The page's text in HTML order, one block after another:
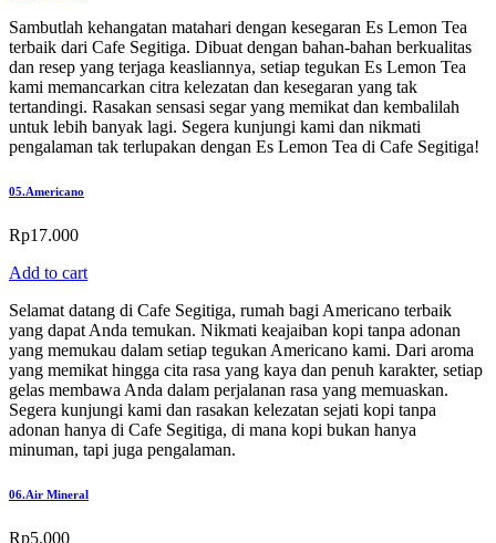
Sambutlah kehangatan matahari dengan kesegaran Es Lemon Tea
terbaik dari Cafe Segitiga. Dibuat dengan bahan-bahan berkualitas
dan resep yang terjaga keasliannya, setiap tegukan Es Lemon Tea
kami memancarkan citra kelezatan dan kesegaran yang tak
tertandingi. Rasakan sensasi segar yang memikat dan kembalilah
untuk lebih banyak lagi. Segera kunjungi kami dan nikmati
pengalaman tak terlupakan dengan Es Lemon Tea di Cafe Segitiga!
05.Americano
Rp17.000
Add to cart
Selamat datang di Cafe Segitiga, rumah bagi Americano terbaik
yang dapat Anda temukan. Nikmati keajaiban kopi tanpa adonan
yang memukau dalam setiap tegukan Americano kami. Dari aroma
yang memikat hingga cita rasa yang kaya dan penuh karakter, setiap
gelas membawa Anda dalam perjalanan rasa yang memuaskan.
Segera kunjungi kami dan rasakan kelezatan sejati kopi tanpa
adonan hanya di Cafe Segitiga, di mana kopi bukan hanya
minuman, tapi juga pengalaman.
06.Air Mineral
Rp5.000